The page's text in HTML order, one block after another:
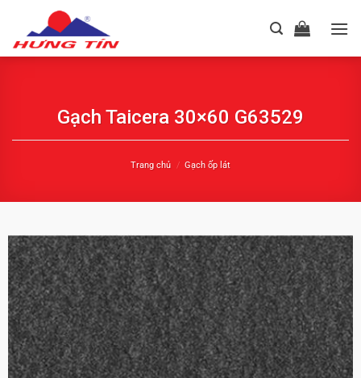
dung
Gạch Taicera 30×60 G63529
Trang chủ / Gạch ốp lát